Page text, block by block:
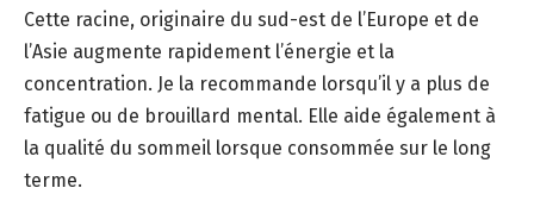
Cette racine, originaire du sud-est de l’Europe et de
l’Asie augmente rapidement l’énergie et la
concentration. Je la recommande lorsqu’il y a plus de
fatigue ou de brouillard mental. Elle aide également à
la qualité du sommeil lorsque consommée sur le long
terme.